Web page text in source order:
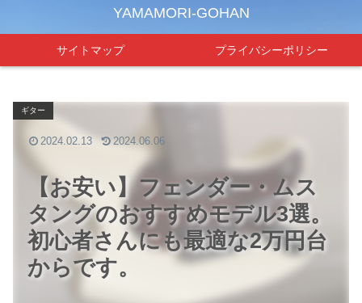
YAMAMORI-GOHAN
サイトマップ プライバシーポリシー
【お安い】フェンダー・ムス
タングのおすすめモデル3選。
初心者さんにも最適な2万円台
からです。
ギター
2024.02.13 2024.06.06